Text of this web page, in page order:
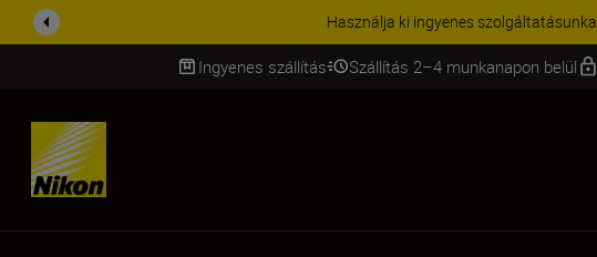
KIEGÉSZÍTŐKRE VONATKOZÓ AKCIÓ
Ingyenes szállítás Szállítás 2–4 munkanapon belül
SKIP